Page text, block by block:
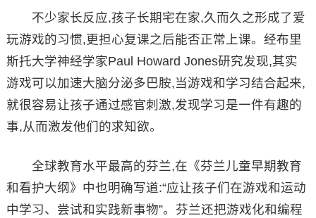
不少家长反应,孩子长期宅在家,久而久之形成了爱
玩游戏的习惯,更担心复课之后能否正常上课。经布里
斯托大学神经学家Paul Howard Jones研究发现,其实
游戏可以加速大脑分泌多巴胺,当游戏和学习结合起来,
就很容易让孩子通过感官刺激,发现学习是一件有趣的
事,从而激发他们的求知欲。
全球教育水平最高的芬兰,在《芬兰儿童早期教育
和看护大纲》中也明确写道:“应让孩子们在游戏和运动
中学习、尝试和实践新事物”。芬兰还把游戏化和编程